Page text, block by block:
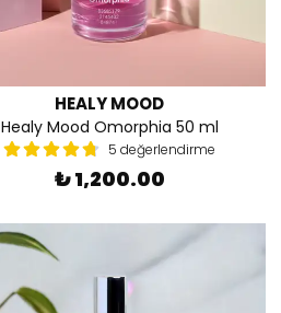
HEALY MOOD
Healy Mood Omorphia 50 ml
5 değerlendirme
₺ 1,200.00